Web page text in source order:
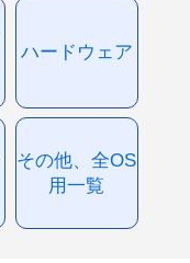
ハードウェア
その他、全OS
用一覧